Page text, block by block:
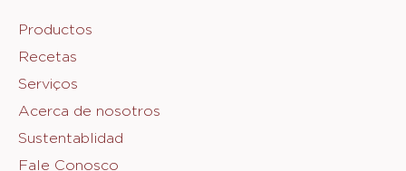
Footer
Sicao
Productos
Recetas
Serviços
Acerca de nosotros
Sustentablidad
Fale Conosco